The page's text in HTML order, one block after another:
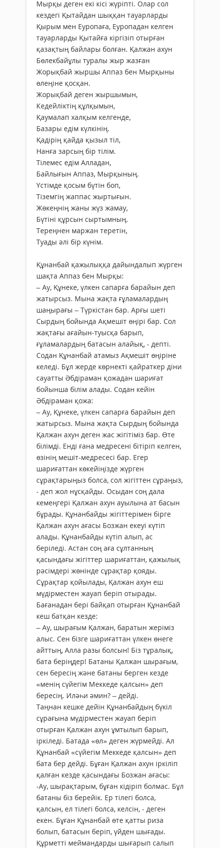
Мырқы деген екі кісі жүріпті. Олар сол
кездегі Қытайдан шыққан тауарларды
Қырым мен Еуропаға, Еуропадан келген
тауарларды Қытайға кіргізіп отырған
қазақтың байлары болған. Қалжан ахун
Бөлекбайұлы туралы жыр жазған
Жорықбай жыршы Аппаз бен Мырқыны
өлеңіне қосқан.
Жорықбай деген жыршымын,
Кедейліктің құлқымын,
Қаумалап халқым келгенде,
Базары едім күлкінің.
Қадірің қайда қызыл тіл,
Нанға зарсың бір тілім.
Тілемес едім Алладан,
Байлығын Аппаз, Мырқының.
Үстімде қосым бүтін боп,
Тіземгің жаппас жыртығын.
Жөкеңнің жаны жүз жамау,
Бүтіні құрсын сыртымның.
Тереңнен маржан теретін,
Туады әлі бір күнім.
Құнанбай қажылыққа дайындалып жүрген
шақта Аппаз бен Мырқы:
– Ау, Құнеке, үлкен сапарға барайын деп
жатырсыз. Мына жақта ғұламалардың
шаңырағы – Түркістан бар. Арғы шеті
Сырдың бойында Ақмешіт өңірі бар. Сол
жақтағы ағайын-туысқа барып,
ғұламалардың батасын алайық, - депті.
Содан Құнанбай атамыз Ақмешіт өңіріне
келеді. Бұл жерде көрнекті қайраткер діни
сауатты Әбдіраман қожадан шариғат
бойынша білім алады. Содан кейін
Әбдіраман қожа:
– Ау, Құнеке, үлкен сапарға барайын деп
жатырсыз. Мына жақта Сырдың бойында
Қалжан ахун деген жас жігітіміз бар. Өте
білімді. Енді ғана медресені бітіріп келген,
өзінің мешіт-медресесі бар. Егер
шариғаттан көкейіңізде жүрген
сұрақтарыңыз болса, сол жігіттен сұраңыз,
- деп жол нұсқайды. Осыдан соң дала
кемеңгері Қалжан ахун ауылына ат басын
бұрады. Құнанбайды жігіттерімен бірге
Қалжан ахун ағасы Бозжан екеуі күтіп
алады. Құнанбайды күтіп алып, ас
беріледі. Астан соң аға сұлтанның
қасындағы жігіттер шариғаттан, қажылық
рәсімдері жөнінде сұрақтар қояды.
Сұрақтар қойылады, Қалжан ахун еш
мүдірместен жауап беріп отырады.
Бағанадан бері байқап отырған Құнанбай
кеш батқан кезде:
– Ау, шырағым Қалжан, баратын жеріміз
алыс. Сен бізге шариғаттан үлкен өнеге
айттың, Алла разы болсын! Біз тұралық,
бата беріңдер! Батаны Қалжан шырағым,
сен бересің және батаны берген кезде
«менің сүйегім Меккеде қалсын» деп
бересің. Иләһи әмин? – дейді.
Таңнан кешке дейін Құнанбайдың бүкіл
сұрағына мүдірместен жауап беріп
отырған Қалжан ахун ұмтылып барып,
іркіледі. Батада «өл» деген жүрмейді. Ал
Құнанбай «сүйегім Меккеде қалсын» деп
бата бер дейді. Бұған Қалжан ахун іркіліп
қалған кезде қасындағы Бозжан ағасы:
-Ау, шырақтарым, бұған кідіріп болмас. Бұл
батаны біз берейік. Ер тілегі болса,
қалсын, ел тілегі болса, келсін, - деген
екен. Бұған Құнанбай өте қатты риза
болып, батасын беріп, үйден шығады.
Құрметті меймандарды шығарып салып